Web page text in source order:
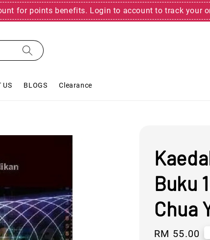
for points benefits. Login to account to track your
US BLOGS Clearance
Buku
Chua
Regular
RM 55.00